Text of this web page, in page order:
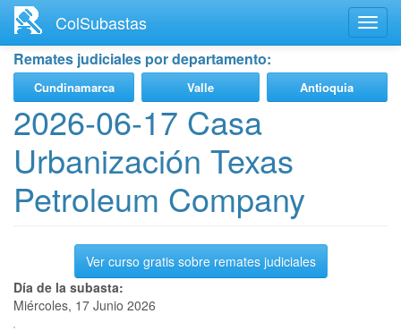
contenido
principal
ColSubastas
Remates judiciales por departamento:
Cundinamarca Valle Antioquia
2026-06-17 Casa
Urbanización Texas
Petroleum Company
Ver curso gratis sobre remates judiciales
Día de la subasta:
Miércoles, 17 Junio 2026